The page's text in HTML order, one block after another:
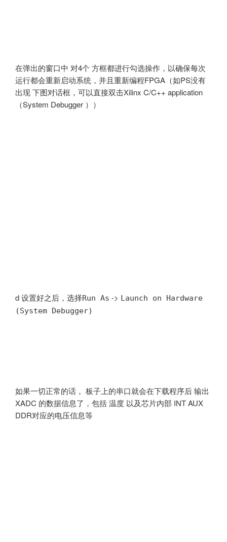
在弹出的窗口中 对4个 方框都进行勾选操作，以确保每次
运行都会重新启动系统，并且重新编程FPGA（如PS没有
出现 下图对话框，可以直接双击Xilinx C/C++ application
（System Debugger ））
d 设置好之后，选择Run As -> Launch on Hardware
(System Debugger)
如果一切正常的话， 板子上的串口就会在下载程序后 输出
XADC 的数据信息了，包括 温度 以及芯片内部 INT AUX
DDR对应的电压信息等